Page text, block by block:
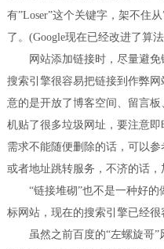
有”Loser”这个关键字，架不住
了。(Google现在已经改进了算
网站添加链接时，尽量避免
搜索引擎很容易把链接到作弊
意的是开放了博客空间、留言板
机贴了很多垃圾网址，要注意
需求不能随便删除的话，可以
或者地址跳转服务，不济的话，
“链接堆砌”也不是一种好的
标网站，现在的搜索引擎已经很
虽然之前百度的“左螺旋哥”